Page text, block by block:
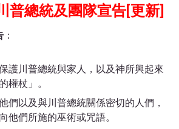
普總統及團隊宣告[更新]
：
護川普總統與家人，以及神所興起來
權杖」。
們以及與川普總統關係密切的人們，
他們所施的巫術或咒語。